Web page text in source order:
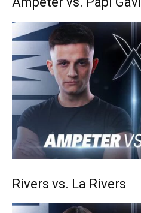
Rivers vs. La Rivers